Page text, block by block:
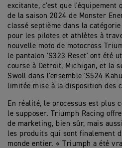
excitante, c'est que l'équipement
de la saison 2024 de Monster
classé septième dans la
pour les pilotes et athlètes à
nouvelle moto de motocross
le pantalon 'S323 Reset' ont été
course à Detroit, Michigan, et la
Swoll dans l'ensemble 'S524
limitée mise à la disposition des
En réalité, le processus est plus
le supposer. Triumph Racing
de marketing, bien sûr, mais
les produits qui sont finalement
monde entier. « Triumph a été